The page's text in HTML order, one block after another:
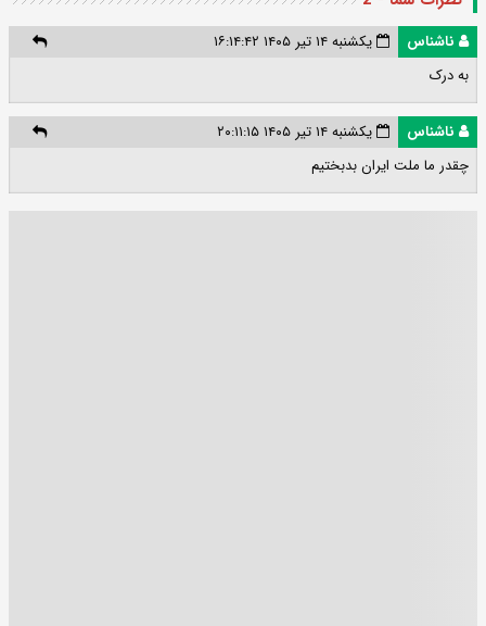
ناشناس
یکشنبه ۱۴ تیر ۱۴۰۵ ۱۶:۱۴:۴۲
به درک
ناشناس
یکشنبه ۱۴ تیر ۱۴۰۵ ۲۰:۱۱:۱۵
چقدر ما ملت ایران بدبختیم